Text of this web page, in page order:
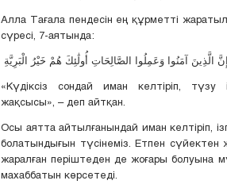
Алла Тағала пендесін ең құрметті
сүресі, 7-аятында:
إِنَّ الَّذِينَ آمَنُوا وَعَمِلُوا الصَّالِحَاتِ أُولَٰئِكَ هُمْ خَيْرُ الْبَرِيَّةِ
«Күдіксіз сондай иман келтіріп, түзу
жақсысы», – деп айтқан.
Осы аятта айтылғанындай иман келтіріп,
болатындығын түсінеміз. Етпен сүйектен
жаралған періштеден де жоғары болуына
махаббатын көрсетеді.